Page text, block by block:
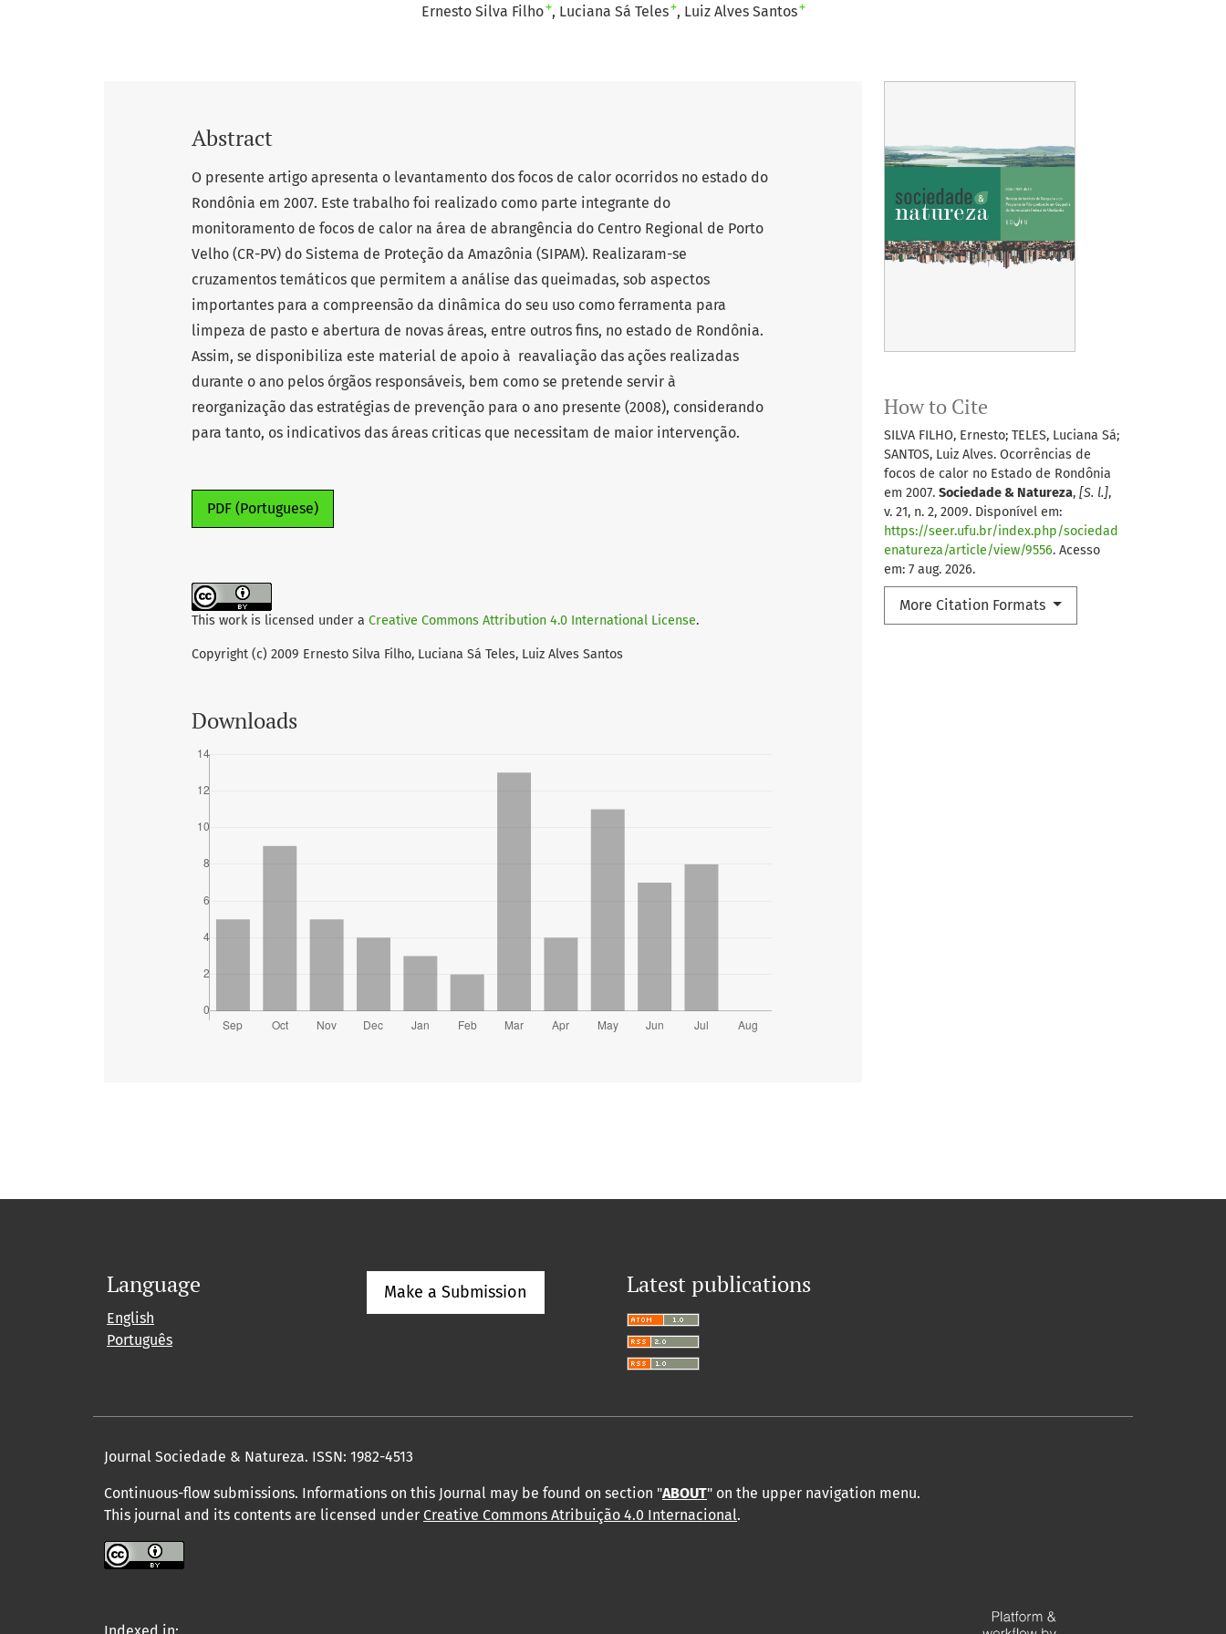
Ernesto Silva Filho+ Luciana Sá Teles+ Luiz Alves Santos+
How to Cite
SILVA FILHO, Ernesto; TELES, Luciana Sá;
SANTOS, Luiz Alves. Ocorrências de
focos de calor no Estado de Rondônia
em 2007. Sociedade & Natureza, [S. l.],
v. 21, n. 2, 2009. Disponível em:
https://seer.ufu.br/index.php/sociedad
enatureza/article/view/9556. Acesso
em: 7 aug. 2026.
More Citation Formats
Abstract
O presente artigo apresenta o levantamento dos focos de calor ocorridos no estado do
Rondônia em 2007. Este trabalho foi realizado como parte integrante do
monitoramento de focos de calor na área de abrangência do Centro Regional de Porto
Velho (CR-PV) do Sistema de Proteção da Amazônia (SIPAM). Realizaram-se
cruzamentos temáticos que permitem a análise das queimadas, sob aspectos
importantes para a compreensão da dinâmica do seu uso como ferramenta para
limpeza de pasto e abertura de novas áreas, entre outros fins, no estado de Rondônia.
Assim, se disponibiliza este material de apoio à reavaliação das ações realizadas
durante o ano pelos órgãos responsáveis, bem como se pretende servir à
reorganização das estratégias de prevenção para o ano presente (2008), considerando
para tanto, os indicativos das áreas criticas que necessitam de maior intervenção.
PDF (Portuguese)
This work is licensed under a Creative Commons Attribution 4.0 International License.
Copyright (c) 2009 Ernesto Silva Filho, Luciana Sá Teles, Luiz Alves Santos
Downloads
Language
English
Português
Make a Submission Latest publications
Journal Sociedade & Natureza. ISSN: 1982-4513
Continuous-flow submissions. Informations on this Journal may be found on section "ABOUT" on the upper navigation menu.
This journal and its contents are licensed under Creative Commons Atribuição 4.0 Internacional.